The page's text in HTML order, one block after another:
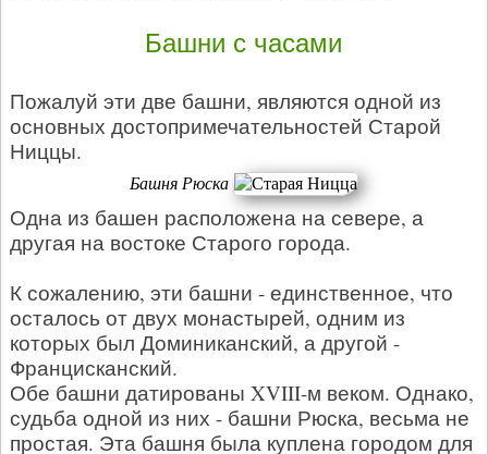
Башни с часами
Пожалуй эти две башни, являются одной из
основных достопримечательностей Старой
Ниццы.
Башня Рюска
Одна из башен расположена на севере, а
другая на востоке Старого города.
К сожалению, эти башни - единственное, что
осталось от двух монастырей, одним из
которых был Доминиканский, а другой -
Францисканский.
Обе башни датированы XVIII-м веком. Однако,
судьба одной из них - башни Рюска, весьма не
простая. Эта башня была куплена городом для